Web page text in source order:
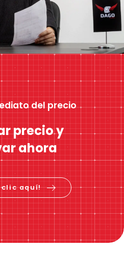
del precio
precio y
ahora
clic aquí!